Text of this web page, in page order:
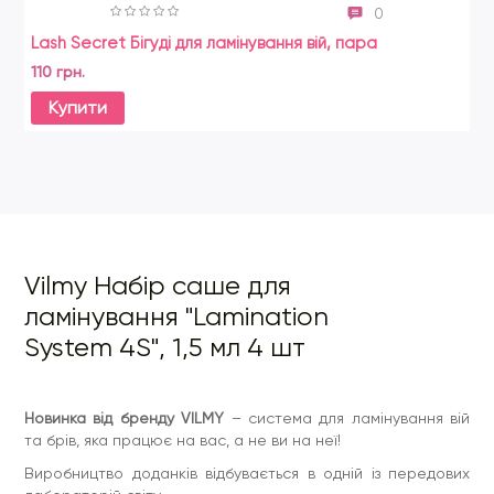
0
Lash Secret Бігуді для ламінування вій, пара
110 грн.
Купити
Vilmy Набір саше для
ламінування "Lamination
System 4S", 1,5 мл 4 шт
Новинка від бренду VILMY – система для ламінування вій
та брів, яка працює на вас, а не ви на неї!
Виробництво доданків відбувається в одній із передових